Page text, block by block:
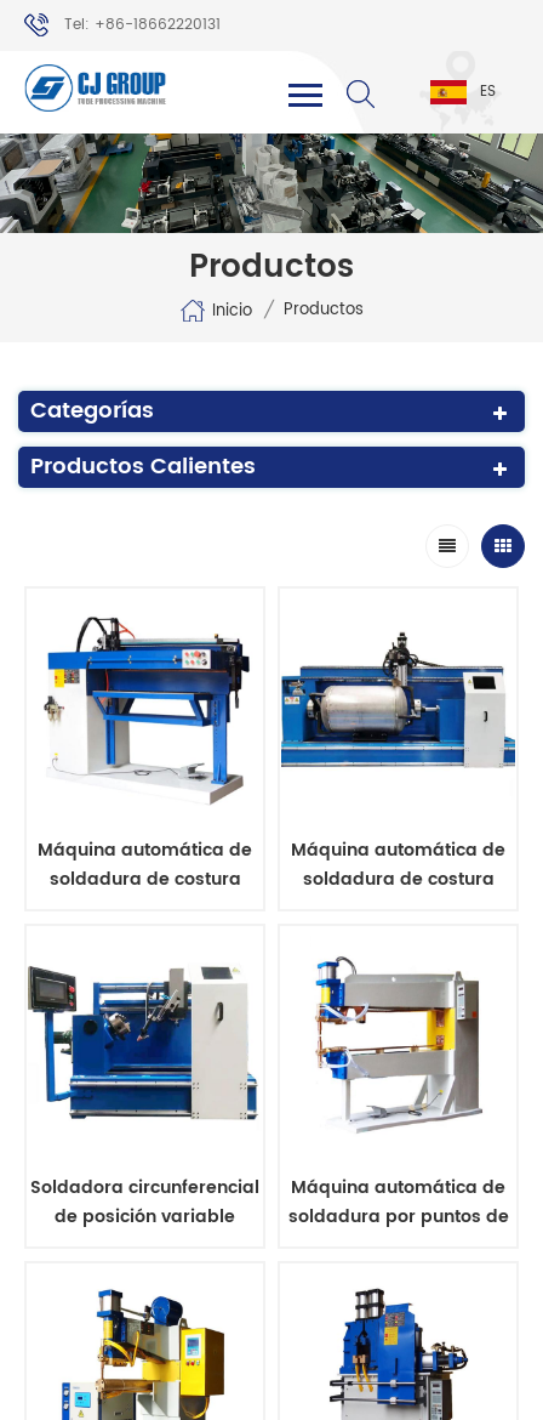
Tel: +86-18662220131
WhatsApp: +86-18662220131
ES
Productos
Inicio / Productos
Categorías
Productos Calientes
Máquina automática de
soldadura de costura
Máquina automática de
soldadura de costura
Soldadora circunferencial
de posición variable
Máquina automática de
soldadura por puntos de